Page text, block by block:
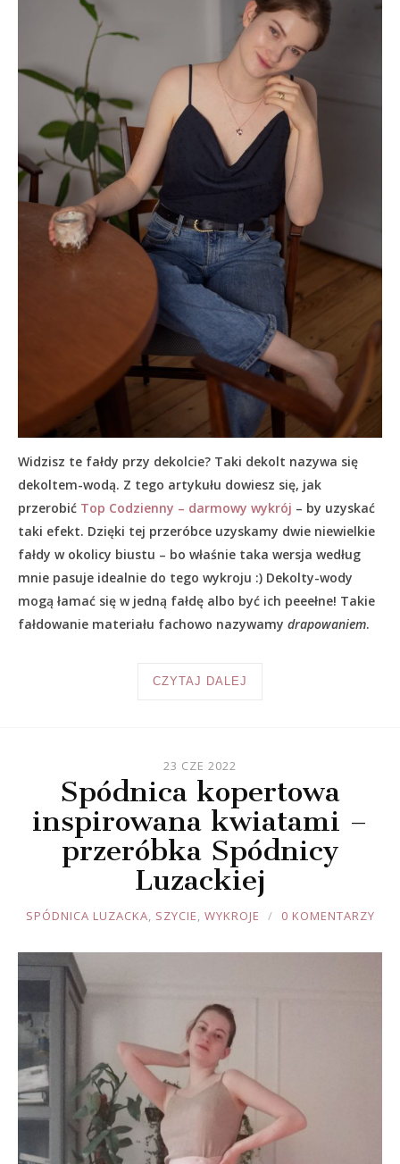
Widzisz te fałdy przy dekolcie? Taki dekolt nazywa się
dekoltem-wodą. Z tego artykułu dowiesz się, jak
przerobić Top Codzienny – darmowy wykrój – by uzyskać
taki efekt. Dzięki tej przeróbce uzyskamy dwie niewielkie
fałdy w okolicy biustu – bo właśnie taka wersja według
mnie pasuje idealnie do tego wykroju :) Dekolty-wody
mogą łamać się w jedną fałdę albo być ich peeełne! Takie
fałdowanie materiału fachowo nazywamy drapowaniem.
CZYTAJ DALEJ
23 CZE 2022
Spódnica kopertowa
inspirowana kwiatami –
przeróbka Spódnicy
Luzackiej
JOULE
SPÓDNICA LUZACKA, SZYCIE, WYKROJE 0 KOMENTARZY